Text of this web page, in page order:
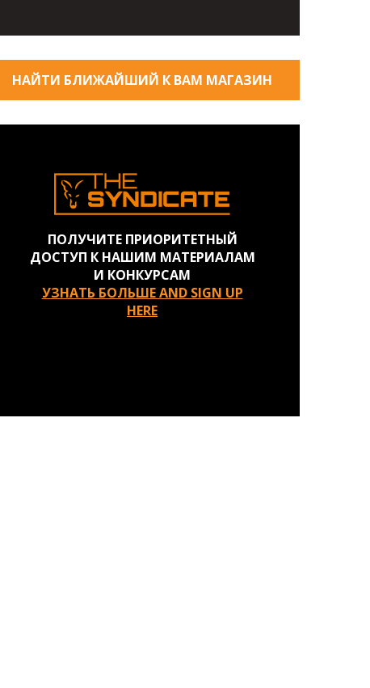
НАЙТИ БЛИЖАЙШИЙ К ВАМ МАГАЗИН
ПОЛУЧИТЕ ПРИОРИТЕТНЫЙ
ДОСТУП К НАШИМ МАТЕРИАЛАМ
И КОНКУРСАМ
УЗНАТЬ БОЛЬШЕ AND SIGN UP
HERE